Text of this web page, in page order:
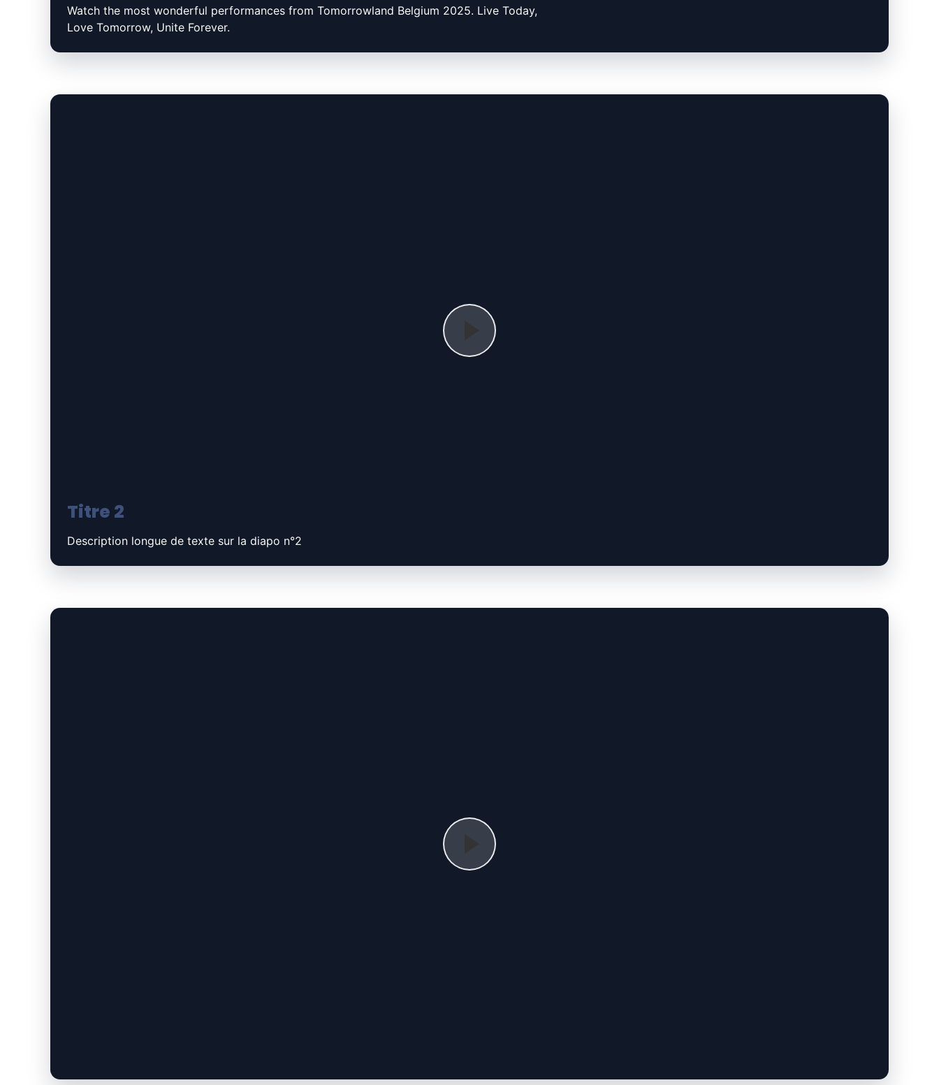
Watch the most wonderful performances from Tomorrowland Belgium 2025. Live Today,
Love Tomorrow, Unite Forever.
Titre 2
Description longue de texte sur la diapo n°2